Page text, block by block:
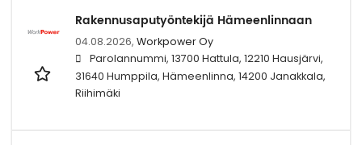
Rakennusaputyöntekijä Hämeenlinnaan
04.08.2026, Workpower Oy
Parolannummi, 13700 Hattula, 12210 Hausjärvi,
31640 Humppila, Hämeenlinna, 14200 Janakkala,
Riihimäki